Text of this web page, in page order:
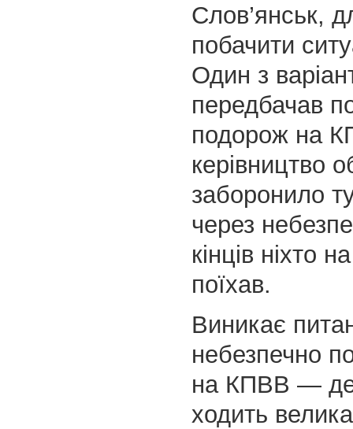
Слов’янськ,
побачити
Один з
передбачав
подорож на
керівництво
заборонило
через
кінців ніхто
поїхав.
Виникає
небезпечно
на КПВВ —
ходить велика